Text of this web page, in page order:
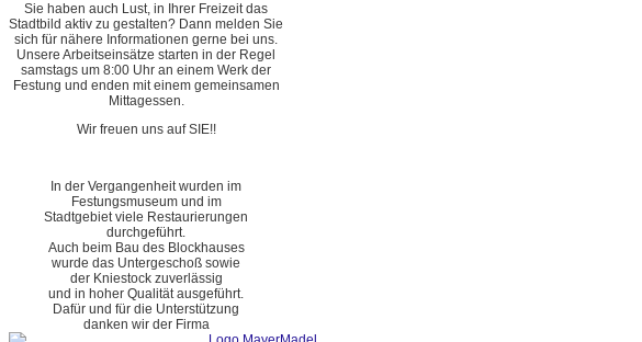
Sie haben auch Lust, in Ihrer Freizeit das
Stadtbild aktiv zu gestalten? Dann melden Sie
sich für nähere Informationen gerne bei uns.
Unsere Arbeitseinsätze starten in der Regel
samstags um 8:00 Uhr an einem Werk der
Festung und enden mit einem gemeinsamen
Mittagessen.
Wir freuen uns auf SIE!!
In der Vergangenheit wurden im
Festungsmuseum und im
Stadtgebiet viele Restaurierungen
durchgeführt.
Auch beim Bau des Blockhauses
wurde das Untergeschoß sowie
der Kniestock zuverlässig
und in hoher Qualität ausgeführt.
Dafür und für die Unterstützung
danken wir der Firma